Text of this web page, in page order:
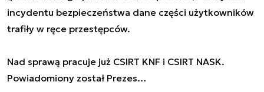
incydentu bezpieczeństwa dane części użytkowników
trafiły w ręce przestępców.
Nad sprawą pracuje już CSIRT KNF i CSIRT NASK.
Powiadomiony został Prezes…